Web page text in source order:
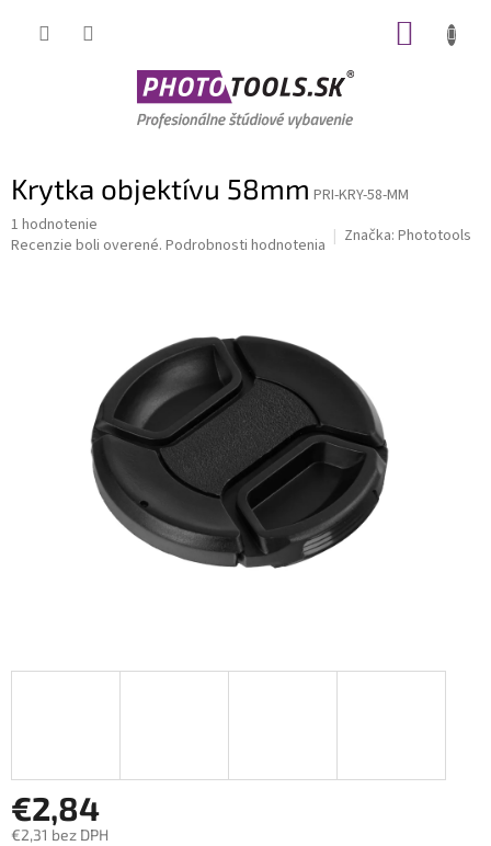
Krytka objektívu 58mm PRI-KRY-58-MM
Priemerné
hodnotenie
1 hodnotenie
Recenzie boli overené. Podrobnosti hodnotenia Značka: Phototools
€2,84
€2,31 bez DPH